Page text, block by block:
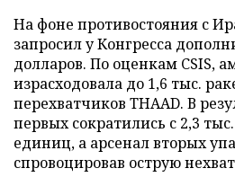
На фоне противостояния с
запросил у Конгресса
долларов. По оценкам CSIS,
израсходовала до 1,6 тыс.
перехватчиков THAAD. В
первых сократились с 2,3
единиц, а арсенал вторых
спровоцировав острую